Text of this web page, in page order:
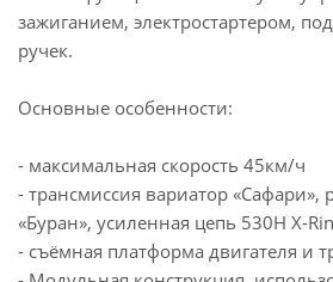
зажиганием, электростартером,
ручек.
Основные особенности:
- максимальная скорость 45км/ч
- трансмиссия вариатор «Сафари»,
«Буран», усиленная цепь 530H X-
- съёмная платформа двигателя и